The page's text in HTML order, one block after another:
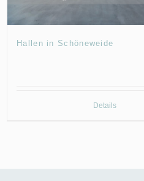
Hallen in Schöneweide
Details